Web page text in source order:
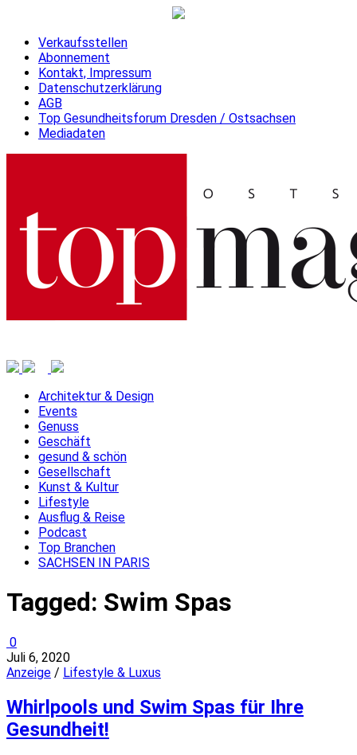
Verkaufsstellen
Abonnement
Kontakt, Impressum
Datenschutzerklärung
AGB
Top Gesundheitsforum Dresden / Ostsachsen
Mediadaten
Architektur & Design
Events
Genuss
Geschäft
gesund & schön
Gesellschaft
Kunst & Kultur
Lifestyle
Ausflug & Reise
Podcast
Top Branchen
SACHSEN IN PARIS
Tagged: Swim Spas
0
Juli 6, 2020
Anzeige / Lifestyle & Luxus
Whirlpools und Swim Spas für Ihre
Gesundheit!